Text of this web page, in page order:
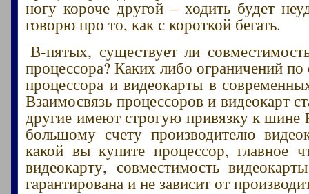
ногу короче другой – ходить будет
говорю про то, как с короткой бегать.
В-пятых, существует ли
процессора? Каких либо ограничений
процессора и видеокарты в
Взаимосвязь процессоров и видеокарт
другие имеют строгую привязку к шине
большому счету производителю
какой вы купите процессор, главное
видеокарту, совместимость
гарантирована и не зависит от